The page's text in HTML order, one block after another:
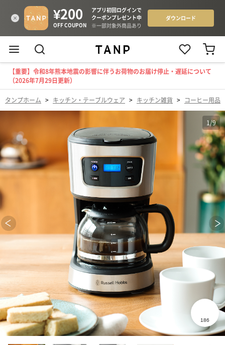
【重要】令和8年熊本地震の影響に伴うお荷物のお届け停止・遅延について
（2026年7月29日更新）
タンプホーム > キッチン・テーブルウェア > キッチン雑貨 > コーヒー用品
1 /9